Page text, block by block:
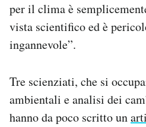
per il clima è
vista scientifico ed è
ingannevole”.
Tre scienziati, che si
ambientali e analisi dei
hanno da poco scritto un